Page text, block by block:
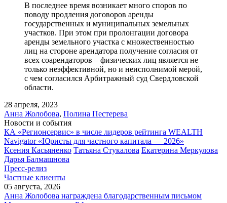
В последнее время возникает много споров по
поводу продления договоров аренды
государственных и муниципальных земельных
участков. При этом при пролонгации договора
аренды земельного участка с множественностью
лиц на стороне арендатора получение согласия от
всех соарендаторов – физических лиц является не
только неэффективной, но и неисполнимой мерой,
с чем согласился Арбитражный суд Свердловской
области.
28 апреля, 2023
Анна Жолобова, Полина Пестерева
Новости и события
КА «Регионсервис» в числе лидеров рейтинга WEALTH
Navigator «Юристы для частного капитала — 2026»
Ксения Касьяненко Татьяна Стукалова Екатерина Меркулова
Дарья Балмашнова
Пресс-релиз
Частные клиенты
05 августа, 2026
Анна Жолобова награждена благодарственным письмом